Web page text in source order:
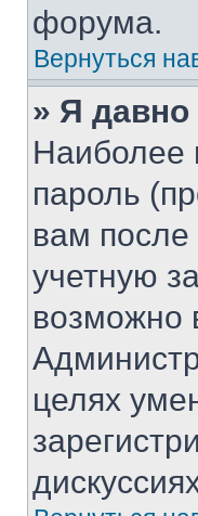
форума.
Вернуться
» Я давно
Наиболее
пароль
вам
учетную
возможно
целях